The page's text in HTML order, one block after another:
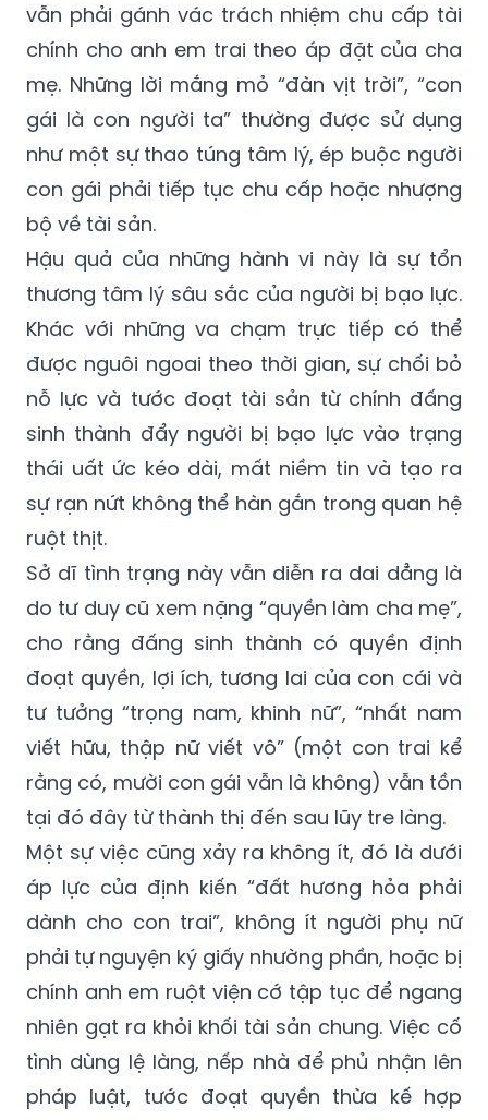
vẫn phải gánh vác trách nhiệm chu cấp tài
chính cho anh em trai theo áp đặt của cha
mẹ. Những lời mắng mỏ “đàn vịt trời”, “con
gái là con người ta” thường được sử dụng
như một sự thao túng tâm lý, ép buộc người
con gái phải tiếp tục chu cấp hoặc nhượng
bộ về tài sản.
Hậu quả của những hành vi này là sự tổn
thương tâm lý sâu sắc của người bị bạo lực.
Khác với những va chạm trực tiếp có thể
được nguôi ngoai theo thời gian, sự chối bỏ
nỗ lực và tước đoạt tài sản từ chính đấng
sinh thành đẩy người bị bạo lực vào trạng
thái uất ức kéo dài, mất niềm tin và tạo ra
sự rạn nứt không thể hàn gắn trong quan hệ
ruột thịt.
Sở dĩ tình trạng này vẫn diễn ra dai dẳng là
do tư duy cũ xem nặng “quyền làm cha mẹ”,
cho rằng đấng sinh thành có quyền định
đoạt quyền, lợi ích, tương lai của con cái và
tư tưởng “trọng nam, khinh nữ”, “nhất nam
viết hữu, thập nữ viết vô” (một con trai kể
rằng có, mười con gái vẫn là không) vẫn tồn
tại đó đây từ thành thị đến sau lũy tre làng.
Một sự việc cũng xảy ra không ít, đó là dưới
áp lực của định kiến “đất hương hỏa phải
dành cho con trai”, không ít người phụ nữ
phải tự nguyện ký giấy nhường phần, hoặc bị
chính anh em ruột viện cớ tập tục để ngang
nhiên gạt ra khỏi khối tài sản chung. Việc cố
tình dùng lệ làng, nếp nhà để phủ nhận lên
pháp luật, tước đoạt quyền thừa kế hợp